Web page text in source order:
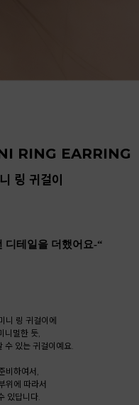
RING EARRING
링 귀걸이
디테일을 더했어요-“
니 링 귀걸이에
니멀한 듯,
수 있는 귀걸이예요.
비하여서,
위에 따라서
있답니다.